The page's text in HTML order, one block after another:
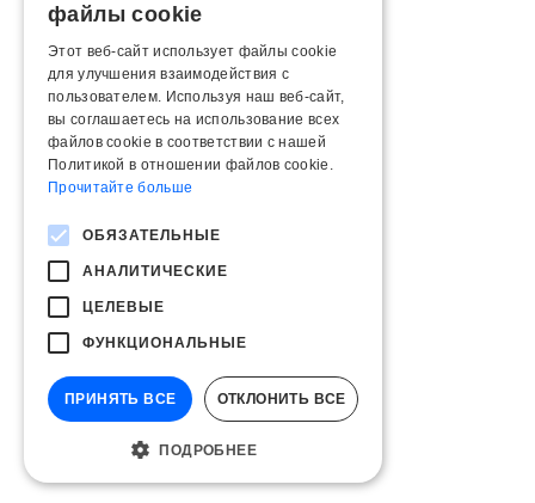
файлы cookie
Этот веб-сайт использует файлы cookie
для улучшения взаимодействия с
пользователем. Используя наш веб-сайт,
вы соглашаетесь на использование всех
файлов cookie в соответствии с нашей
Политикой в ​​отношении файлов cookie.
Прочитайте больше
ОБЯЗАТЕЛЬНЫЕ
АНАЛИТИЧЕСКИЕ
ЦЕЛЕВЫЕ
ФУНКЦИОНАЛЬНЫЕ
ПРИНЯТЬ ВСЕ ОТКЛОНИТЬ ВСЕ
ПОДРОБНЕЕ